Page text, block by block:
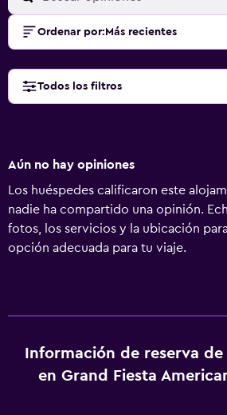
Ordenar por: Más recientes
Todos los filtros
Aún no hay opiniones
Los huéspedes calificaron este
nadie ha compartido una opinión.
fotos, los servicios y la ubicación
opción adecuada para tu viaje.
Información de reserva
en Grand Fiesta